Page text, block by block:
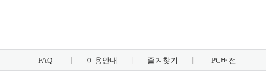
FAQ 이용안내 즐겨찾기 PC버전